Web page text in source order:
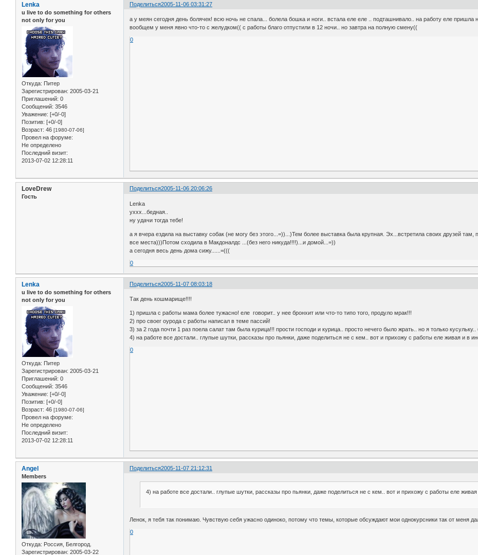
Поделиться2005-11-06 03:31:27
Lenka
u live to do something for others
not only for you
Откуда: Питер
Зарегистрирован: 2005-03-21
Приглашений: 0
Сообщений: 3546
Уважение: [+0/-0]
Позитив: [+0/-0]
Возраст: 46 [1980-07-06]
Провел на форуме:
Не определено
Последний визит:
2013-07-02 12:28:11
а у меян сегодня день болячек! всю ночь не спала... болела бошка и ноги.. встала еле еле .. подташнивало.. на работу еле пришла
вообщем у меня явно что-то с желудком(( с работы благо отпустили в 12 ночи.. но завтра на полную смену((
0
Поделиться2005-11-06 20:06:26
LoveDrew
Гость
Lenka
уххх...бедная..
ну удачи тогда тебе!
а я вчера ездила на выставку собак (не могу без этого...=))...)Тем более выставка была крупная. Эх...встретила своих друзей
все места)))Потом сходила в Макдоналдс ...(без него никуда!!!!)...и домой...=))
а сегодня весь день дома сижу......=(((
0
Поделиться2005-11-07 08:03:18
Lenka
u live to do something for others
not only for you
Откуда: Питер
Зарегистрирован: 2005-03-21
Приглашений: 0
Сообщений: 3546
Уважение: [+0/-0]
Позитив: [+0/-0]
Возраст: 46 [1980-07-06]
Провел на форуме:
Не определено
Последний визит:
2013-07-02 12:28:11
Так день кошмарище!!!!
1) пришла с работы мама более тужасно! еле говорит.. у нее бронхит или что-то типо того, продуло мрак!!!
2) про своег оурода с работы написал в теме пассий!
3) за 2 года почти 1 раз поела салат там была курица!!! прости господи и курица.. просто нечего было жрать.. но я только
4) на работе все достали.. глупые шутки, рассказы про пьянки, даже поделиться не с кем.. вот и прихожу с работы еле живая и в
0
Поделиться2005-11-07 21:12:31
Angel
Members
Откуда: Россия, Белгород.
Зарегистрирован: 2005-03-22
4) на работе все достали.. глупые шутки, рассказы про пьянки, даже поделиться не с кем.. вот и прихожу с работы еле
Ленок, я тебя так понимаю. Чувствую себя ужасно одиноко, потому что темы, которые обсуждают мои однокурсники так от меня
0